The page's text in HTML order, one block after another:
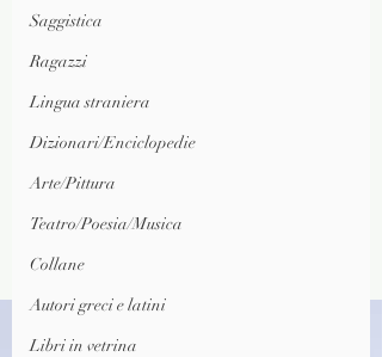
Saggistica
Ragazzi
Lingua straniera
Dizionari/Enciclopedie
Arte/Pittura
Teatro/Poesia/Musica
Collane
Autori greci e latini
Libri in vetrina